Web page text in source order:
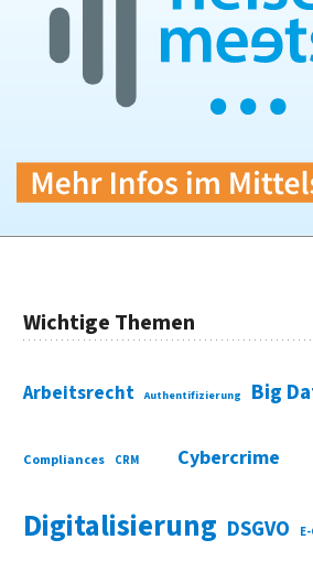
Wichtige Themen
Arbeitsrecht Authentifizierung Big
Compliances CRM Cybercrime
Digitalisierung DSGVO